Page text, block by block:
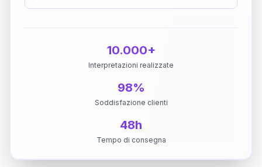
10.000+
Interpretazioni realizzate
98%
Soddisfazione clienti
48h
Tempo di consegna